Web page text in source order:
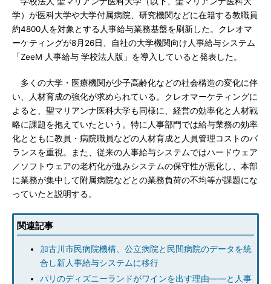
学）が医科大学や大学付属病院、研究機関などに在籍する教職員
約4800人を対象とする人事給与業務基盤を刷新した。クレオマ
ーケティングが8月26日、自社の大学機関向け人事給与システム
「ZeeM 人事給与 学校法人版」を導入していると発表した。
多くの大学・医療機関が少子高齢化などの社会構造の変化に伴
い、人材育成の強化が求められている。クレオマーケティングに
よると、聖マリアンナ医科大学も同様に、経営の効率化と人材戦
略に課題を抱えていたという。特に人事部門では給与業務の効率
化とともに教員・病院職員などの人材育成と人員管理コストのバ
ランスを重視。また、従来の人事給与システムではハードウェア
／ソフトウェアの老朽化が進みシステムの保守性が悪化し、本部
に業務が集中して附属病院などとの業務負荷の不均等が課題にな
っていたと説明する。
関連記事
加古川市民病院機構、公立病院と民間病院のデータを統
合し新人事給与システムに移行
パリのディズニーランドがワインを出す理由――と人事